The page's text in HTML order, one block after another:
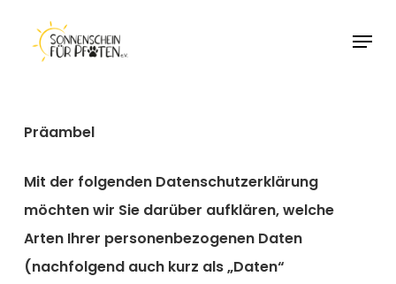
Präambel
Mit der folgenden Datenschutzerklärung
möchten wir Sie darüber aufklären, welche
Arten Ihrer personenbezogenen Daten
(nachfolgend auch kurz als „Daten“